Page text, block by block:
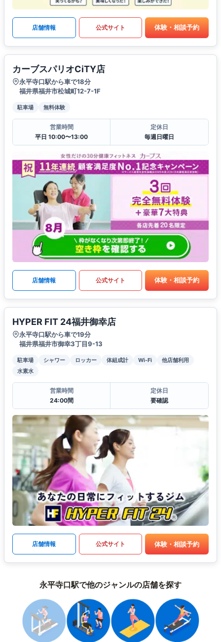
店舗情報 公式サイト 体験・相談予約
カーブスパリオCiTY店
永平寺口駅から車で18分
福井県福井市松城町12-7-1F
駐車場 無料体験
営業時間
平日 10:00〜13:00
定休日
毎週日曜日
店舗情報 公式サイト 体験・相談予約
HYPER FIT 24福井御幸店
永平寺口駅から車で19分
福井県福井市御幸3丁目9-13
駐車場 シャワー ロッカー 体組成計 Wi-Fi
他店舗利用
水素水
営業時間
24:00間
定休日
要確認
店舗情報 公式サイト 体験・相談予約
永平寺口駅で他のジャンルの店舗を探す